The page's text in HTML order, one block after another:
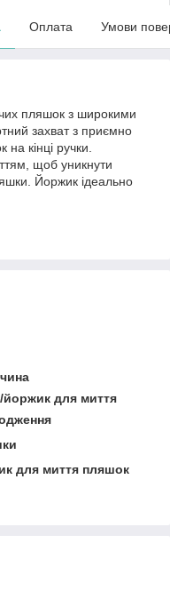
Оплата Умови
пляшок з широкими
захват з приємно
кінці ручки.
щоб уникнути
Йоржик ідеально
йоржик для миття
для миття пляшок